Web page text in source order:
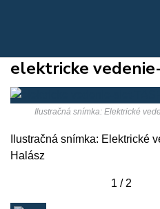
elektricke
Ilustračná snímka: Elektrické
Ilustračná snímka: Elektrické
Halász
1 / 2